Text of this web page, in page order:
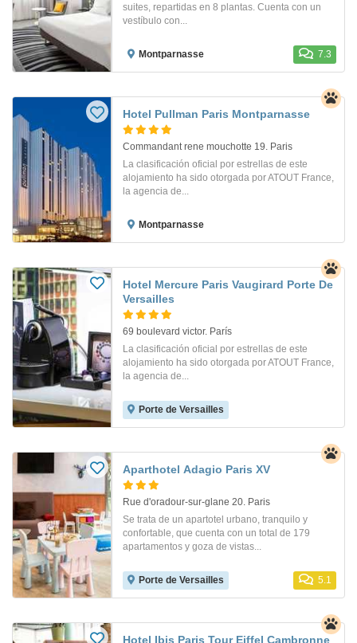
suites, repartidas en 8 plantas. Cuenta con un
vestíbulo con...
Montparnasse 7.3
Hotel Pullman Paris Montparnasse
Commandant rene mouchotte 19. Paris
La clasificación oficial por estrellas de este
alojamiento ha sido otorgada por ATOUT France,
la agencia de...
Montparnasse
Hotel Mercure Paris Vaugirard Porte De
Versailles
69 boulevard victor. París
La clasificación oficial por estrellas de este
alojamiento ha sido otorgada por ATOUT France,
la agencia de...
Porte de Versailles
Aparthotel Adagio Paris XV
Rue d'oradour-sur-glane 20. Paris
Se trata de un apartotel urbano, tranquilo y
confortable, que cuenta con un total de 179
apartamentos y goza de vistas...
Porte de Versailles 5.1
Hotel Ibis Paris Tour Eiffel Cambronne